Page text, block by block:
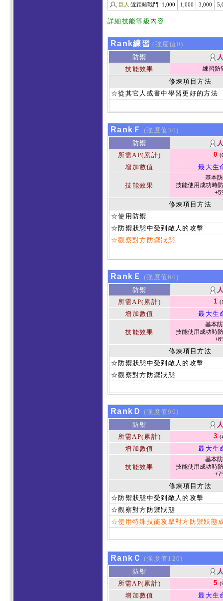
巨人 :近距離戰鬥 1,000 1,000 3,000
詳細技能等級內容
Rank練習 (強度值0)
防禦
技能效果
練習防
修煉項目方法
☆從其它人或書中學習更好的方法
RankＦ
(強度值30)
防禦
所需AP(累計)
0
增加數值 最大生
技能效果
基本
技能使用成功時
修煉項目方法
☆使用防禦
☆防禦狀態中受到敵人的攻擊
☆觀察對方防禦狀態
RankＥ
(強度值60)
防禦
所需AP(累計)
1
增加數值 最大生
技能效果
基本
技能使用成功時
修煉項目方法
☆防禦狀態中受到敵人的攻擊
☆觀察對方防禦狀態
RankＤ
(強度值90)
防禦
所需AP(累計)
3
增加數值 最大生
技能效果
基本
技能使用成功時
修煉項目方法
☆防禦狀態中受到敵人的攻擊
☆觀察對方防禦狀態
☆使用特殊技能攻擊對方防禦狀態
RankＣ
(強度值120)
防禦
所需AP(累計)
5
增加數值 最大生